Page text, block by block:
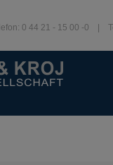
0 44 21 - 15 00 -0